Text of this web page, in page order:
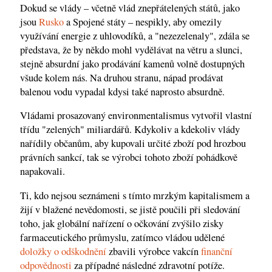
Dokud se vlády – včetně vlád znepřátelených států, jako
jsouRuskoa Spojené státy – nespikly, aby omezily
využívání energie z uhlovodíků, a "nezezelenaly", zdála se
představa, že by někdo mohl vydělávat na větru a slunci,
stejně absurdní jako prodávání kamenů volně dostupných
všude kolem nás. Na druhou stranu, nápad prodávat
balenou vodu vypadal kdysi také naprosto absurdně.
Vládami prosazovaný environmentalismus vytvořil vlastní
třídu "zelených" miliardářů. Kdykoliv a kdekoliv vlády
nařídily občanům, aby kupovali určité zboží pod hrozbou
právních sankcí, tak se výrobci tohoto zboží pohádkově
napakovali.
Ti, kdo nejsou seznámeni s tímto mrzkým kapitalismem a
žijí v blažené nevědomosti, se jistě poučili při sledování
toho, jak globální nařízení o očkování zvýšilo zisky
farmaceutického průmyslu, zatímco vládou udělené
doložky o odškodněnízbavili výrobce vakcínfinanční
odpovědnosti za případné následné zdravotní potíže.